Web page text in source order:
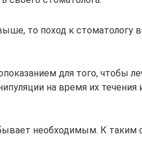
то поход к стоматологу
для того, чтобы
на время их течения
необходимым. К таким